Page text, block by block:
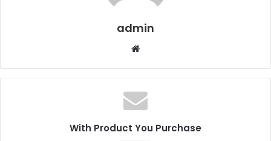
admin
Web
With Product You Purchase